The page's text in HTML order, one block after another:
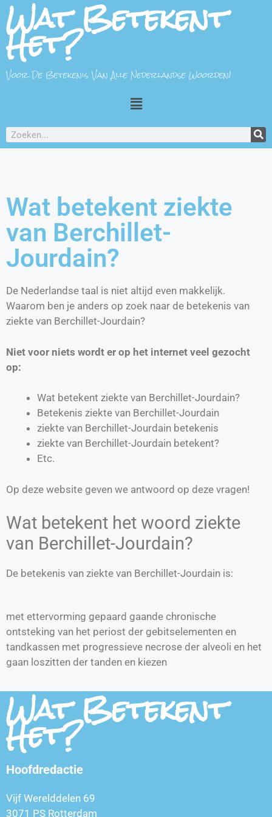
Wat Betekent
Het?
Voor De Betekenis Van Alle Nederlandse Woorden!
Wat betekent ziekte
van Berchillet-
Jourdain?
De Nederlandse taal is niet altijd even makkelijk.
Waarom ben je anders op zoek naar de betekenis van
ziekte van Berchillet-Jourdain?
Niet voor niets wordt er op het internet veel gezocht
op:
Wat betekent ziekte van Berchillet-Jourdain?
Betekenis ziekte van Berchillet-Jourdain
ziekte van Berchillet-Jourdain betekenis
ziekte van Berchillet-Jourdain betekent?
Etc.
Op deze website geven we antwoord op deze vragen!
Wat betekent het woord ziekte
van Berchillet-Jourdain?
De betekenis van ziekte van Berchillet-Jourdain is:
met ettervorming gepaard gaande chronische
ontsteking van het periost der gebitselementen en
tandkassen met progressieve necrose der alveoli en het
gaan loszitten der tanden en kiezen
Wat Betekent
Het?
Hoofdredactie
Vijf Werelddelen 69
3071 PS Rotterdam